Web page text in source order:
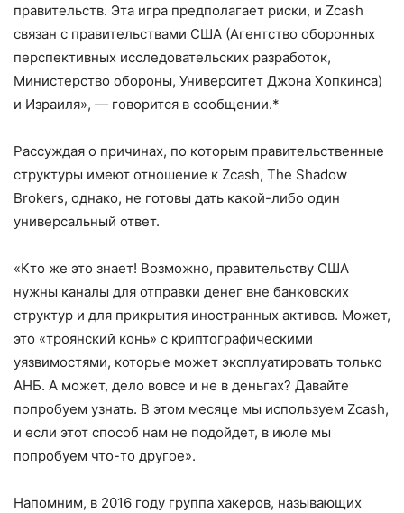
правительств. Эта игра предполагает риски, и Zcash
связан с правительствами США (Агентство оборонных
перспективных исследовательских разработок,
Министерство обороны, Университет Джона Хопкинса)
и Израиля», — говорится в сообщении.*
Рассуждая о причинах, по которым правительственные
структуры имеют отношение к Zcash, The Shadow
Brokers, однако, не готовы дать какой-либо один
универсальный ответ.
«Кто же это знает! Возможно, правительству США
нужны каналы для отправки денег вне банковских
структур и для прикрытия иностранных активов. Может,
это «троянский конь» с криптографическими
уязвимостями, которые может эксплуатировать только
АНБ. А может, дело вовсе и не в деньгах? Давайте
попробуем узнать. В этом месяце мы используем Zcash,
и если этот способ нам не подойдет, в июле мы
попробуем что-то другое».
Напомним, в 2016 году группа хакеров, называющих